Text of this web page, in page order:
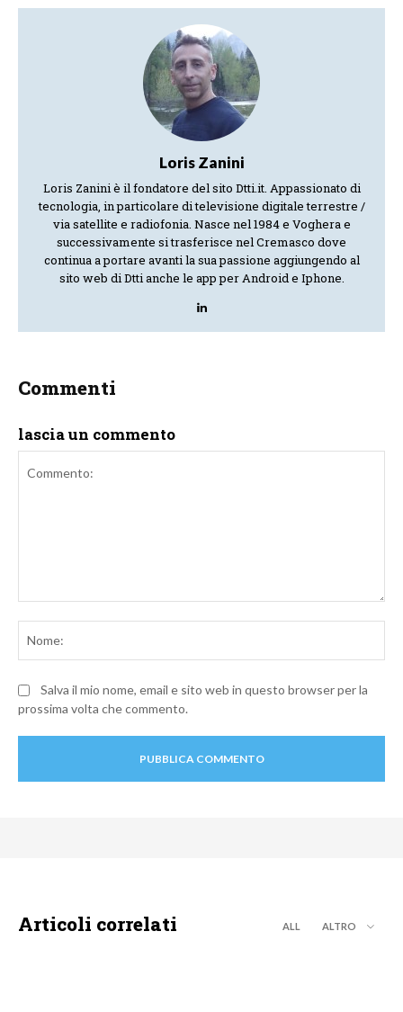
Loris Zanini
Loris Zanini è il fondatore del sito Dtti.it. Appassionato di
tecnologia, in particolare di televisione digitale terrestre /
via satellite e radiofonia. Nasce nel 1984 e Voghera e
successivamente si trasferisce nel Cremasco dove
continua a portare avanti la sua passione aggiungendo al
sito web di Dtti anche le app per Android e Iphone.
Commenti
lascia un commento
Salva il mio nome, email e sito web in questo browser per la
prossima volta che commento.
Articoli correlati ALL ALTRO